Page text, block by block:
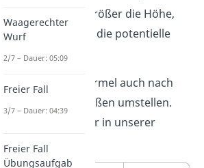
befindet. Je größer die Höhe,
desto größer die potentielle
Energie.
Du kannst die Formel auch nach
den anderen Größen umstellen.
Das zeigen wir dir in unserer
Tabelle.
Waagerechter
Wurf
2/7 – Dauer: 05:09
Freier Fall
3/7 – Dauer: 04:39
Freier Fall
Übungsaufgab